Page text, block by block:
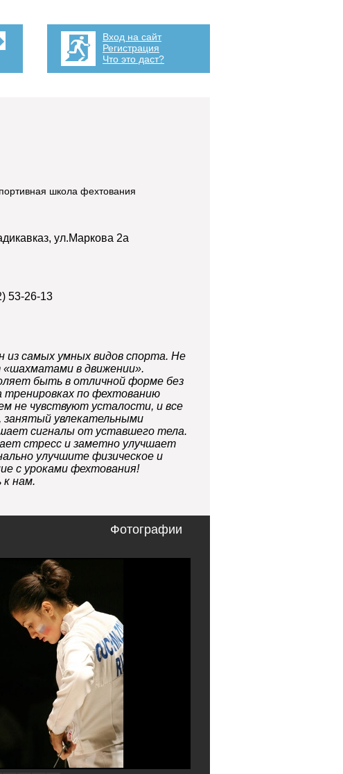
Вход на сайт
Регистрация
Что это даст?
школа фехтования
ул.Маркова 2а
53-26-13
из самых умных видов спорта. Не
«шахматами в движении».
быть в отличной форме без
тренировках по фехтованию
не чувствуют усталости, и все
занятый увлекательными
сигналы от уставшего тела.
стресс и заметно улучшает
улучшите физическое и
с уроками фехтования!
к нам.
Фотографии